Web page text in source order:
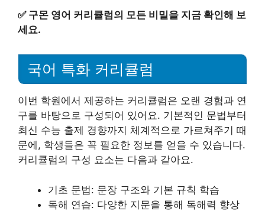
✅ 구몬 영어 커리큘럼의 모든 비밀을 지금 확인해 보
세요.
국어 특화 커리큘럼
이번 학원에서 제공하는 커리큘럼은 오랜 경험과 연
구를 바탕으로 구성되어 있어요. 기본적인 문법부터
최신 수능 출제 경향까지 체계적으로 가르쳐주기 때
문에, 학생들은 꼭 필요한 정보를 얻을 수 있습니다.
커리큘럼의 구성 요소는 다음과 같아요.
기초 문법: 문장 구조와 기본 규칙 학습
독해 연습: 다양한 지문을 통해 독해력 향상